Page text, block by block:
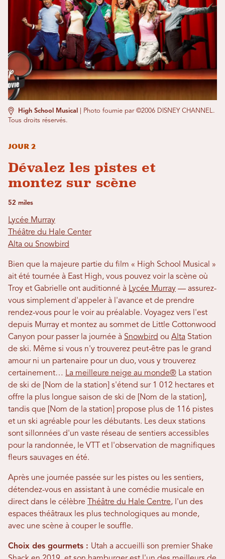
High School Musical
Photo fournie par ©2006 DISNEY CHANNEL.
Tous droits réservés.
Jour 2
Dévalez les pistes et
montez sur scène
52 miles
Lycée Murray
Théâtre du Hale Center
Alta ou Snowbird
Bien que la majeure partie du film « High School Musical »
ait été tournée à East High, vous pouvez voir la scène où
Troy et Gabrielle ont auditionné à Lycée Murray — assurez-
vous simplement d'appeler à l'avance et de prendre
rendez-vous pour le voir au préalable. Voyagez vers l'est
depuis Murray et montez au sommet de Little Cottonwood
Canyon pour passer la journée à Snowbird ou Alta Station
de ski. Même si vous n'y trouverez peut-être pas le grand
amour ni un partenaire pour un duo, vous y trouverez
certainement… La meilleure neige au monde® La station
de ski de [Nom de la station] s'étend sur 1 012 hectares et
offre la plus longue saison de ski de [Nom de la station],
tandis que [Nom de la station] propose plus de 116 pistes
et un ski agréable pour les débutants. Les deux stations
sont sillonnées d'un vaste réseau de sentiers accessibles
pour la randonnée, le VTT et l'observation de magnifiques
fleurs sauvages en été.
Après une journée passée sur les pistes ou les sentiers,
détendez-vous en assistant à une comédie musicale en
direct dans le célèbre
Théâtre du Hale Centre, l'un des
espaces théâtraux les plus technologiques au monde,
avec une scène à couper le souffle.
Choix des gourmets : Utah a accueilli son premier Shake